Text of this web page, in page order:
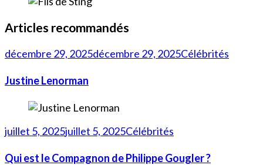
Articles recommandés
décembre 29, 2025décembre 29, 2025Célébrités
Justine Lenorman
juillet 5, 2025juillet 5, 2025Célébrités
Qui est le Compagnon de Philippe Gougler ?